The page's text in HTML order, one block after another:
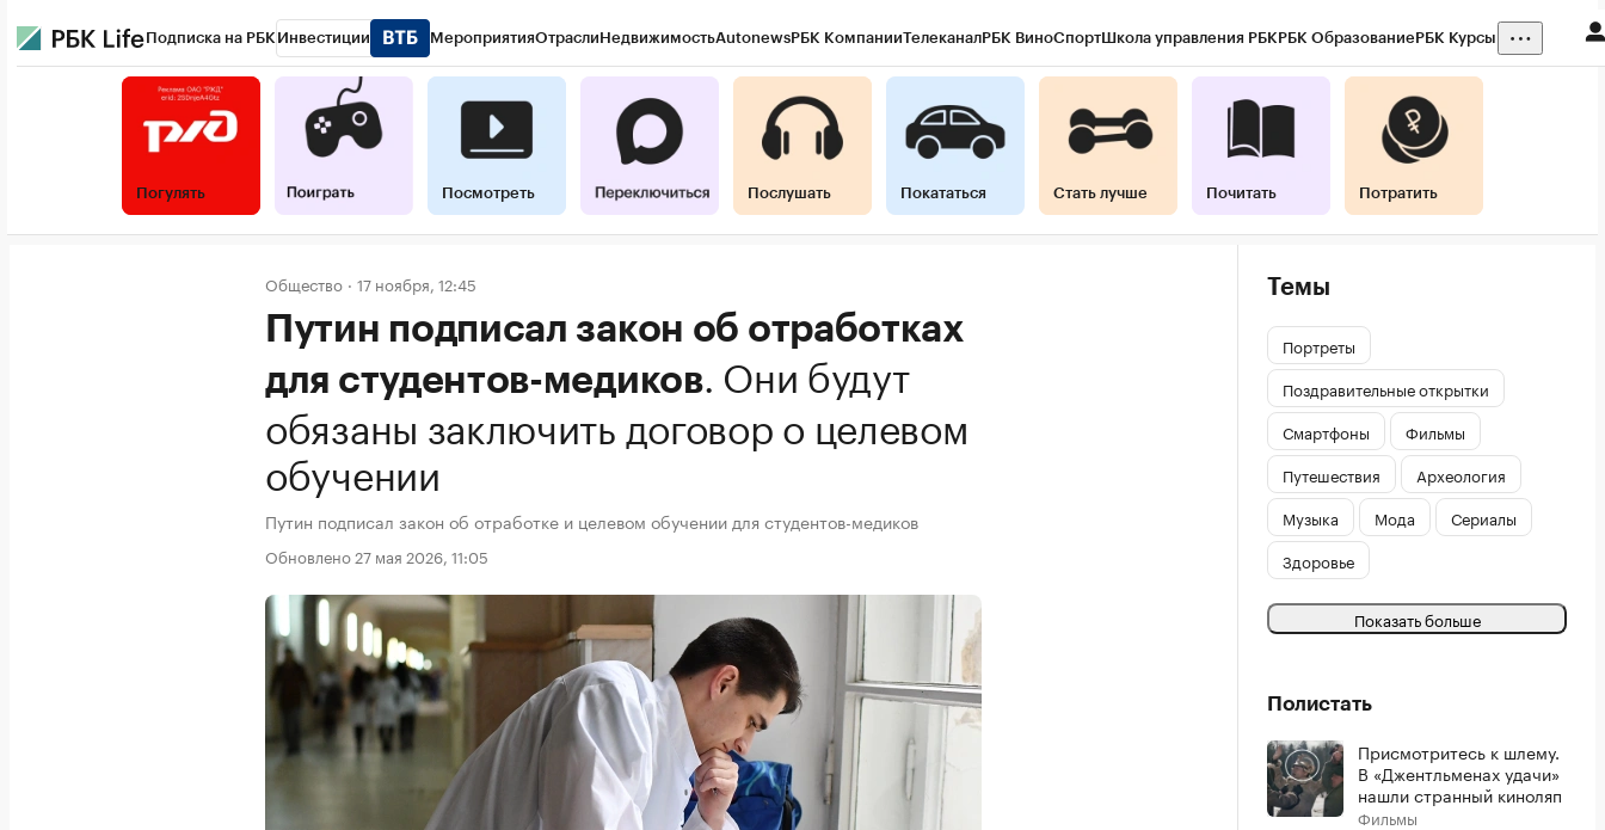
Подписка на РБК Инвестиции МероприятияОтраслиНедвижимостьAutonewsРБК КомпанииТелеканалРБК ВиноСпортШкола управления РБКРБК ОбразованиеРБК Курсы
Погулять Посмотреть Послушать Покататься Стать лучше Почитать Потратить
Общество 17 ноября, 12:45
Путин подписал закон об отработках
для студентов-медиков. Они будут
обязаны заключить договор о целевом
обучении
Путин подписал закон об отработке и целевом обучении для студентов-медиков
Обновлено 27 мая 2026, 11:05
Темы
Портреты
Поздравительные открытки
Смартфоны
Фильмы
Путешествия
Археология
Музыка
Мода
Сериалы
Здоровье
Показать больше
Полистать
Присмотритесь к шлему.
В «Джентльменах удачи»
нашли странный киноляп
Фильмы